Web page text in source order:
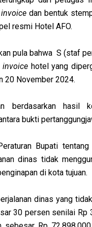
invoice dan bentuk
resmi Hotel AFO.
pula bahwa S (staf
invoice hotel yang
20 November 2024.
berdasarkan hasil
bukti
Bupati
dinas tidak
di kota tujuan.
dinas yang
30 persen senilai Rp